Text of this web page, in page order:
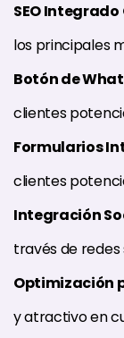
SEO
los principales
Botón de
clientes
Formularios
clientes
Integración
través de redes
Optimización
y atractivo en